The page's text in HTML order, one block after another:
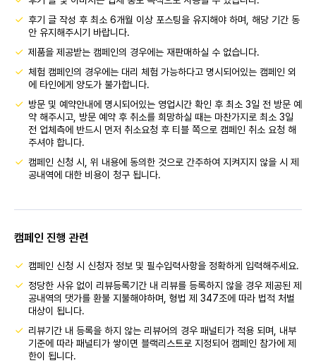
후기 글 작성 후 최소 6개월 이상 포스팅을 유지해야 하며, 해당 기간 동
안 유지해주시기 바랍니다.
제품을 제공받는 캠페인의 경우에는 재판매하실 수 없습니다.
체험 캠페인의 경우에는 대리 체험 가능하다고 명시되어있는 캠페인 외
에 타인에게 양도가 불가합니다.
방문 및 예약안내에 명시되어있는 영업시간 확인 후 최소 3일 전 방문 예
약 해주시고, 방문 예약 후 취소를 희망하실 때는 마찬가지로 최소 3일
전 업체측에 반드시 먼저 취소요청 후 티블 쪽으로 캠페인 취소 요청 해
주셔야 합니다.
캠페인 신청 시, 위 내용에 동의한 것으로 간주하여 지켜지지 않을 시 제
공내역에 대한 비용이 청구 됩니다.
캠페인 진행 관련
캠페인 신청 시 신청자 정보 및 필수입력사항을 정확하게 입력해주세요.
정당한 사유 없이 리뷰등록기간 내 리뷰를 등록하지 않을 경우 제공된 제
공내역의 댓가를 환불 지불해야하며, 형법 제 347조에 따라 법적 처벌
대상이 됩니다.
리뷰기간 내 등록을 하지 않는 리뷰어의 경우 패널티가 적용 되며, 내부
기준에 따라 패널티가 쌓이면 블랙리스트로 지정되어 캠페인 참가에 제
한이 됩니다.